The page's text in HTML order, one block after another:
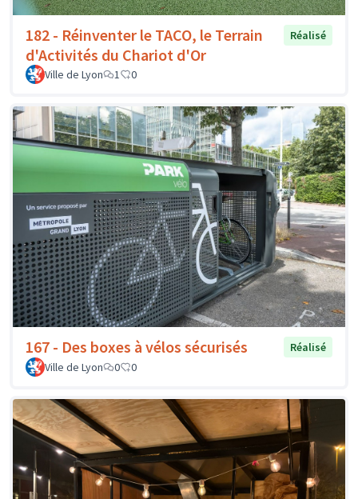
182 - Réinventer le TACO, le Terrain
d'Activités du Chariot d'Or
Réalisé
Ville de Lyon 1 0
167 - Des boxes à vélos sécurisés
Réalisé
Ville de Lyon
0 0